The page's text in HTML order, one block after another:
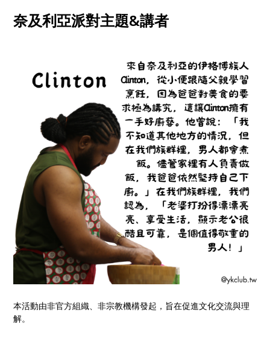
奈及利亞派對主題&講者
本活動由非官方組織、非宗教機構發起，旨在促進文化交流與理
解。